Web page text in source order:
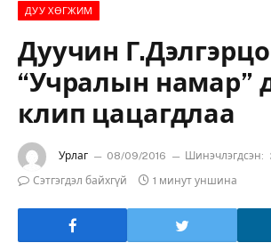
ДУУ ХӨГЖИМ
Дуучин
“Учралын намар”
клип цацагдлаа
Урлаг 08/09/2016 Шинэчлэгдсэн:
Сэтгэгдэл байхгүй
1 минут уншина